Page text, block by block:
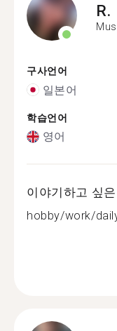
R.
구사언어
일본어
학습언어
영어
이야기하고 싶
hobby/work/